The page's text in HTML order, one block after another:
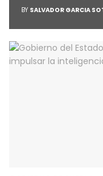
BY SALVADOR GARCIA